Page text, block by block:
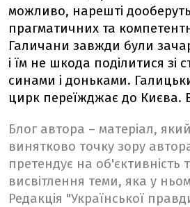
можливо, нарешті
прагматичних та
Галичани завжди були
і їм не шкода поділитися зі
синами і доньками.
цирк переїжджає до Києва.
Блог автора – матеріал,
винятково точку зору
претендує на об'єктивність
висвітлення теми, яка у
Редакція "Української